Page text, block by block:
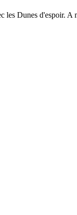
les Dunes d'espoir. A